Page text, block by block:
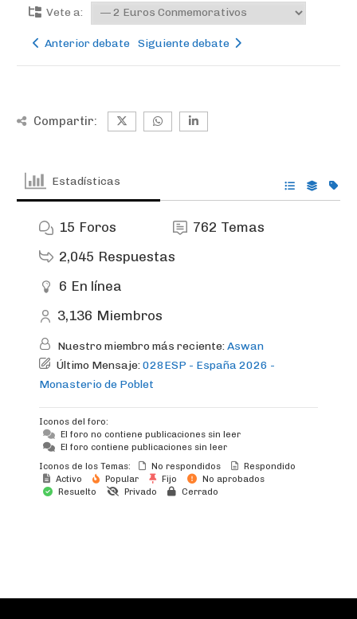
Vete a:
Anterior debate Siguiente debate
Compartir:
Estadísticas
15 Foros 762 Temas
2,045 Respuestas
6 En línea
3,136 Miembros
Nuestro miembro más reciente:Aswan
Último Mensaje:028ESP - España 2026 -
Monasterio de Poblet
Iconos del foro:
El foro no contiene publicaciones sin leer
El foro contiene publicaciones sin leer
Iconos de los Temas:
No respondidos
Respondido
Activo
Popular Fijo
No aprobados
Resuelto
Privado Cerrado